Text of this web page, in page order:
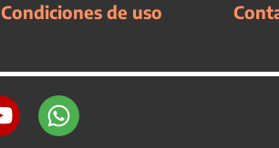
Condiciones de uso